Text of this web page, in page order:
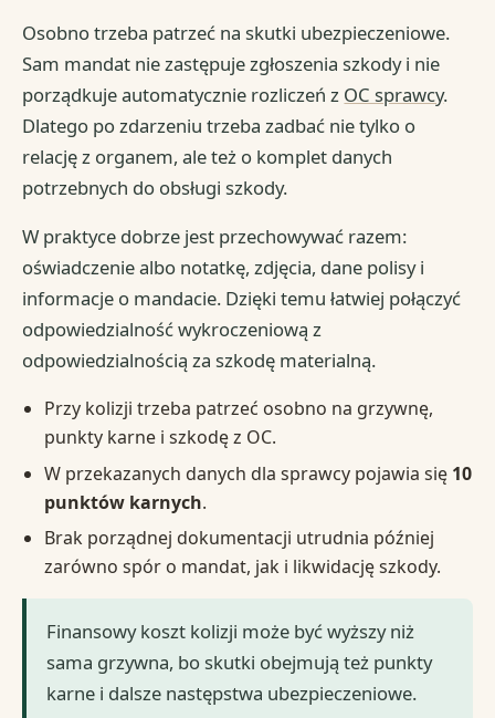
Osobno trzeba patrzeć na skutki ubezpieczeniowe.
Sam mandat nie zastępuje zgłoszenia szkody i nie
porządkuje automatycznie rozliczeń z OC sprawcy.
Dlatego po zdarzeniu trzeba zadbać nie tylko o
relację z organem, ale też o komplet danych
potrzebnych do obsługi szkody.
W praktyce dobrze jest przechowywać razem:
oświadczenie albo notatkę, zdjęcia, dane polisy i
informacje o mandacie. Dzięki temu łatwiej połączyć
odpowiedzialność wykroczeniową z
odpowiedzialnością za szkodę materialną.
Przy kolizji trzeba patrzeć osobno na grzywnę,
punkty karne i szkodę z OC.
W przekazanych danych dla sprawcy pojawia się 10
punktów karnych.
Brak porządnej dokumentacji utrudnia później
zarówno spór o mandat, jak i likwidację szkody.
Finansowy koszt kolizji może być wyższy niż
sama grzywna, bo skutki obejmują też punkty
karne i dalsze następstwa ubezpieczeniowe.